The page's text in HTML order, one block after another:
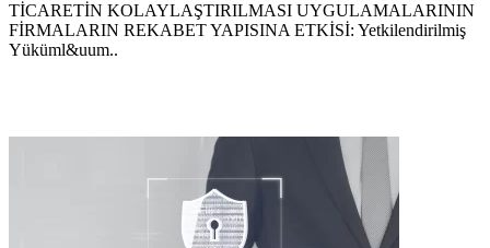
TİCARETİN KOLAYLAŞTIRILMASI UYGULAMALARININ
FİRMALARIN REKABET YAPISINA ETKİSİ: Yetkilendirilmiş
Yüküml&uum..